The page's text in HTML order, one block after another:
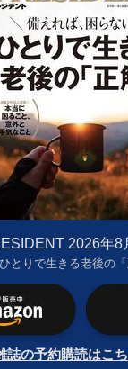
2026年8
ひとりで生きる老後の「
誌の予約購読はこ